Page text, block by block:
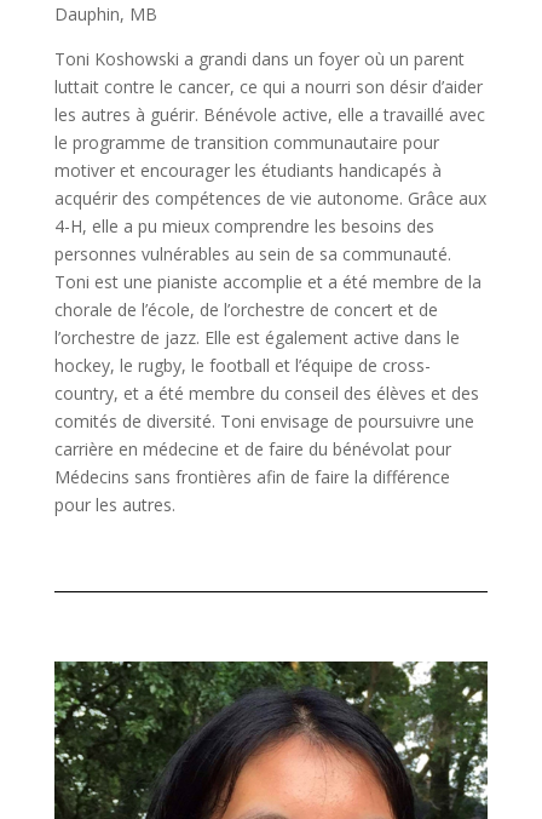
Dauphin, MB
Toni Koshowski a grandi dans un foyer où un parent
luttait contre le cancer, ce qui a nourri son désir d’aider
les autres à guérir. Bénévole active, elle a travaillé avec
le programme de transition communautaire pour
motiver et encourager les étudiants handicapés à
acquérir des compétences de vie autonome. Grâce aux
4-H, elle a pu mieux comprendre les besoins des
personnes vulnérables au sein de sa communauté.
Toni est une pianiste accomplie et a été membre de la
chorale de l’école, de l’orchestre de concert et de
l’orchestre de jazz. Elle est également active dans le
hockey, le rugby, le football et l’équipe de cross-
country, et a été membre du conseil des élèves et des
comités de diversité. Toni envisage de poursuivre une
carrière en médecine et de faire du bénévolat pour
Médecins sans frontières afin de faire la différence
pour les autres.